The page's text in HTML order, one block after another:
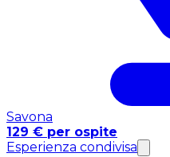
Savona
129 € per ospite
Esperienza condivisa